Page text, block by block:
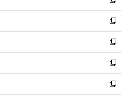
開
く
ウ
で
開
く
ン
ド
ウ
で
開
く
ウ
ィ
ン
ド
ウ
で
開
く
新
し
い
ウ
ィ
ン
ド
ウ
で
開
新
し
い
ウ
ィ
ン
ド
ウ
新
し
い
ウ
ィ
ン
新
し
い
ウ
新
し